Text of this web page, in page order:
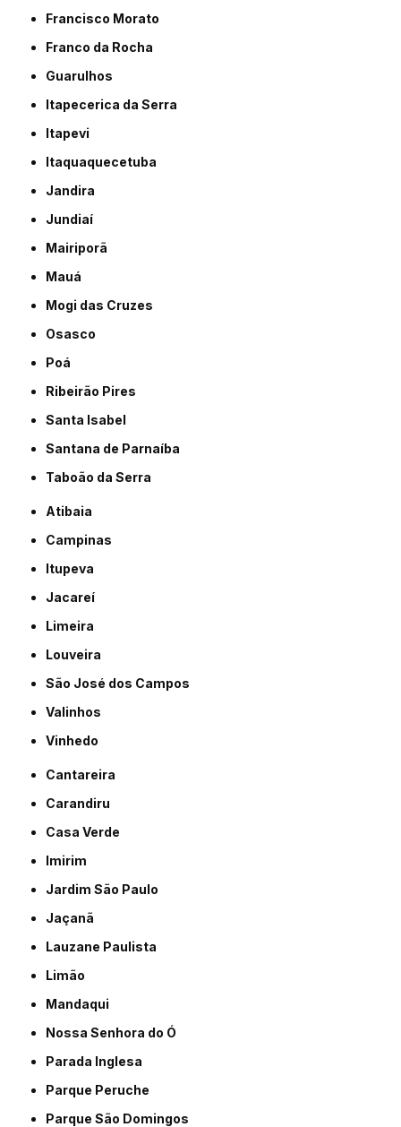
Francisco Morato
Franco da Rocha
Guarulhos
Itapecerica da Serra
Itapevi
Itaquaquecetuba
Jandira
Jundiaí
Mairiporã
Mauá
Mogi das Cruzes
Osasco
Poá
Ribeirão Pires
Santa Isabel
Santana de Parnaíba
Taboão da Serra
Atibaia
Campinas
Itupeva
Jacareí
Limeira
Louveira
São José dos Campos
Valinhos
Vinhedo
Cantareira
Carandiru
Casa Verde
Imirim
Jardim São Paulo
Jaçanã
Lauzane Paulista
Limão
Mandaqui
Nossa Senhora do Ó
Parada Inglesa
Parque Peruche
Parque São Domingos